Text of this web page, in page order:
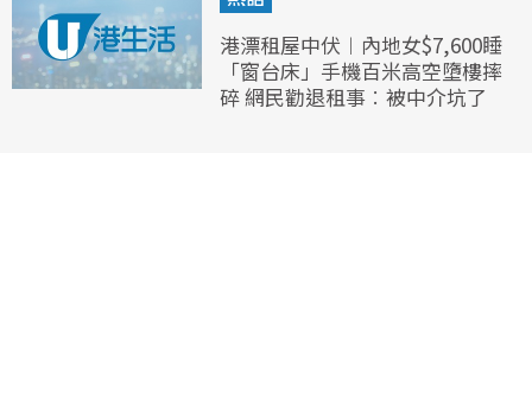
港漂租屋中伏︱內地女$7,600睡
「窗台床」手機百米高空墮樓摔
碎 網民勸退租事︰被中介坑了